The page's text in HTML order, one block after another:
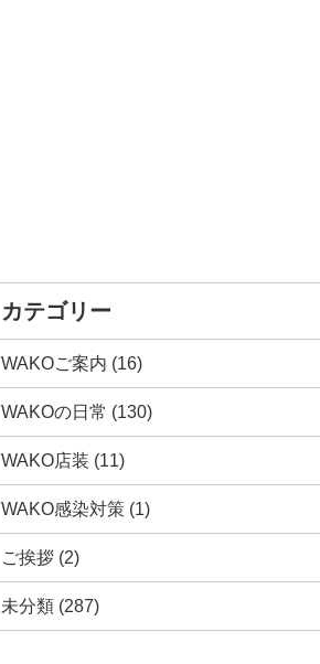
カテゴリー
WAKOご案内 (16)
WAKOの日常 (130)
WAKO店装 (11)
WAKO感染対策 (1)
ご挨拶 (2)
未分類 (287)